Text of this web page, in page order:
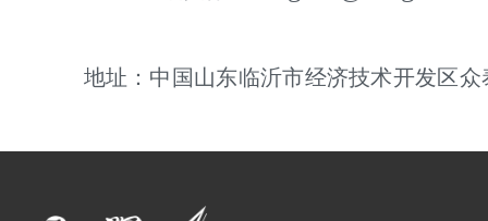
地址：中国山东临沂市经济技术开发区众